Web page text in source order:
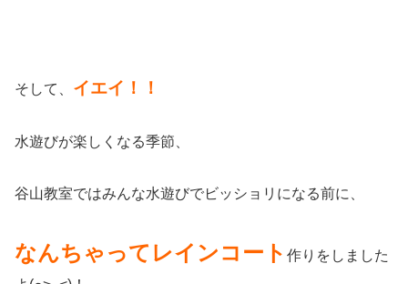
そして、 イエイ！！
水遊びが楽しくなる季節、
谷山教室ではみんな水遊びでビッショリになる前に、
なんちゃってレインコート 作りをしました